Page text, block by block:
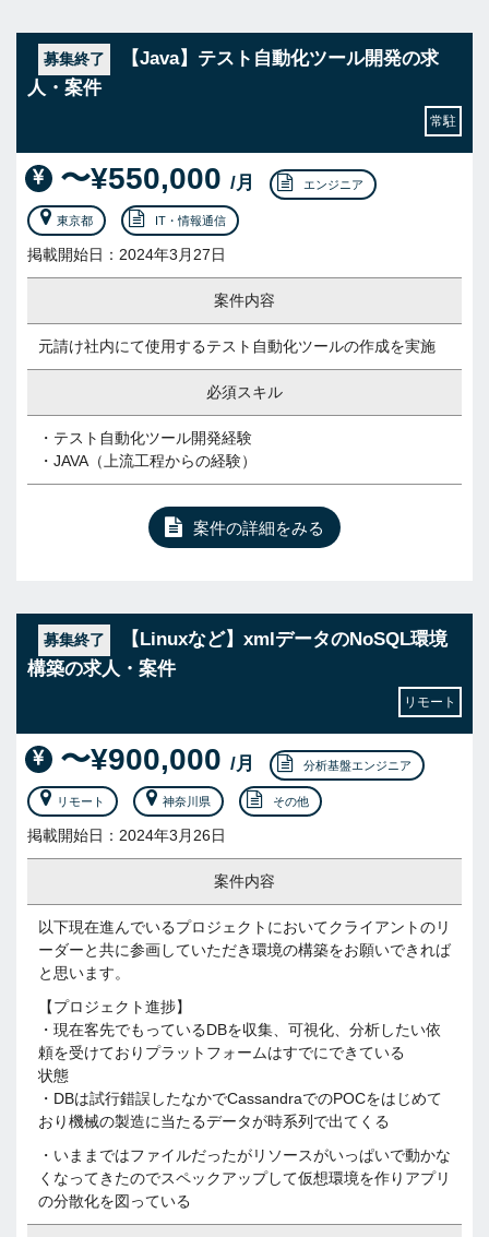
募集終了
【Java】テスト自動化ツール開発の求
人・案件
常駐
〜¥550,000 /月 エンジニア
東京都 IT・情報通信
掲載開始日：2024年3月27日
案件内容
元請け社内にて使用するテスト自動化ツールの作成を実施
必須スキル
・テスト自動化ツール開発経験
・JAVA（上流工程からの経験）
案件の詳細をみる
募集終了
【Linuxなど】xmlデータのNoSQL環境
構築の求人・案件
リモート
〜¥900,000 /月 分析基盤エンジニア
リモート 神奈川県 その他
掲載開始日：2024年3月26日
案件内容
以下現在進んでいるプロジェクトにおいてクライアントのリ
ーダーと共に参画していただき環境の構築をお願いできれば
と思います。
【プロジェクト進捗】
・現在客先でもっているDBを収集、可視化、分析したい依
頼を受けておりプラットフォームはすでにできている
状態
・DBは試行錯誤したなかでCassandraでのPOCをはじめて
おり機械の製造に当たるデータが時系列で出てくる
・いままではファイルだったがリソースがいっぱいで動かな
くなってきたのでスペックアップして仮想環境を作りアプリ
の分散化を図っている